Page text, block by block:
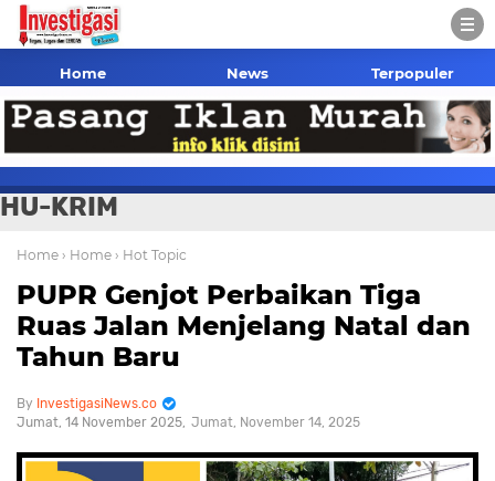
Home News Terpopuler
HU-KRIM
Home › Home › Hot Topic
PUPR Genjot Perbaikan Tiga
Ruas Jalan Menjelang Natal dan
Tahun Baru
InvestigasiNews.co
Jumat, 14 November 2025 Jumat, November 14, 2025